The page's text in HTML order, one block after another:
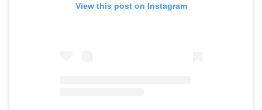
View this post on Instagram